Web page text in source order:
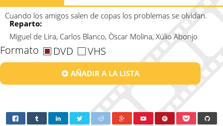
Cuando los amigos salen de copas los problemas se olvidan.
Reparto:
Miguel de Lira, Carlos Blanco, Òscar Molina, Xúlio Abonjo
Formato DVD VHS
AÑADIR A LA LISTA